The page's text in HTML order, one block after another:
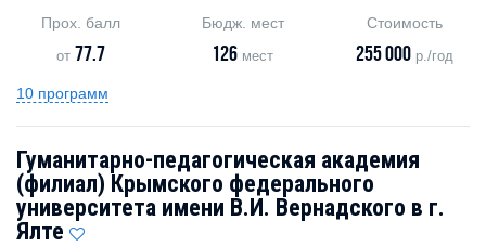
Прох. балл
от 77.7
Бюдж. мест
126 мест
Стоимость
255 000 р./год
10 программ
Гуманитарно-педагогическая академия
(филиал) Крымского федерального
университета имени В.И. Вернадского в г.
Ялте